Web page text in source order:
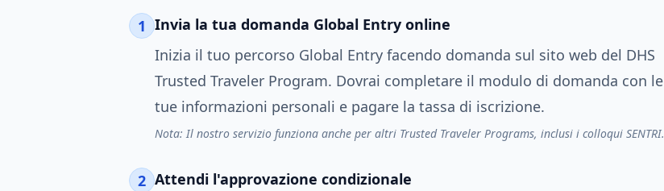
1 Invia la tua domanda Global Entry online
Inizia il tuo percorso Global Entry facendo domanda sul sito web del DHS
Trusted Traveler Program. Dovrai completare il modulo di domanda con le
tue informazioni personali e pagare la tassa di iscrizione.
Nota: Il nostro servizio funziona anche per altri Trusted Traveler Programs, inclusi i colloqui SENTRI.
2 Attendi l'approvazione condizionale